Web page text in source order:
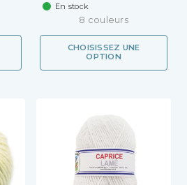
En stock
8 couleurs
CHOISISSEZ UNE
OPTION